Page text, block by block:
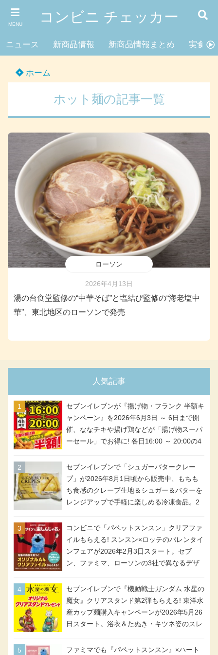
MENU コンビニ チェッカー
ニュース 新商品情報 新商品情報まとめ 実食レ
ホーム
ホット麺の記事一覧
ローソン
2026年4月13日
湯の台食堂監修の“中華そば”と塩結び監修の“海老塩中
華”、東北地区のローソンで発売
人気記事
セブンイレブンが『揚げ物・フランク 半額キ
ャンペーン』を2026年6月3日 ～ 6日まで開
催、ななチキや揚げ鶏などが「揚げ物スーパ
ーセール」でお得に! 各日16:00 ～ 20:00の4
アメリカンドッグが税抜き69円!
セブンイレブンで「シュガーバタークレー
プ」が2026年8月1日頃から販売中、もちも
ち食感のクレープ生地＆シュガー＆バターを
レンジアップで手軽に楽しめる冷凍食品。2
コンビニで「パペットスンスン」クリアファ
イルもらえる! スンスン×ロッテのバレンタイ
ンフェアが2026年2月3日スタート。セブ
ン、ファミマ、ローソンの3社で異なるデザ
セブンイレブンで『機動戦士ガンダム 水星の
魔女』クリアスタンド第2弾もらえる! 東洋水
産カップ麺購入キャンペーンが2026年5月26
日スタート。浴衣＆たぬき・キツネ姿のスレ
号・5号) / シャディクが全6種のクリアスタ
ファミマでも『パペットスンスン』×ハート